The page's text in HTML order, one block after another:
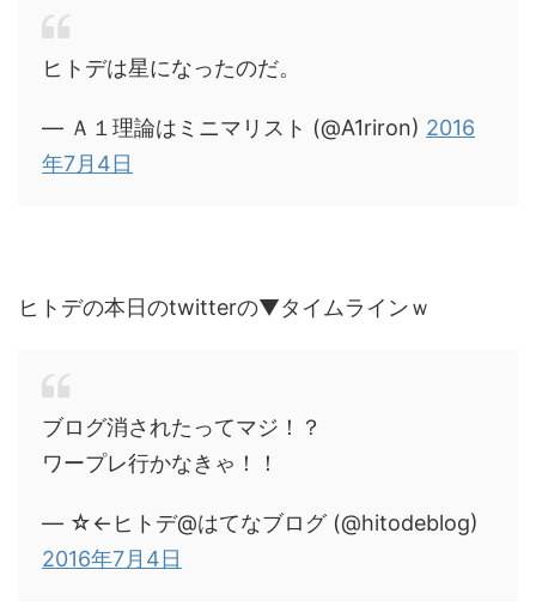
ヒトデは星になったのだ。
— Ａ１理論はミニマリスト (@A1riron) 2016
年7月4日
ヒトデの本日のtwitterの▼タイムラインｗ
ブログ消されたってマジ！？
ワープレ行かなきゃ！！
— ☆←ヒトデ@はてなブログ (@hitodeblog)
2016年7月4日